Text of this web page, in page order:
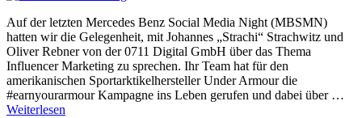
Auf der letzten Mercedes Benz Social Media Night (MBSMN)
hatten wir die Gelegenheit, mit Johannes „Strachi“ Strachwitz und
Oliver Rebner von der 0711 Digital GmbH über das Thema
Influencer Marketing zu sprechen. Ihr Team hat für den
amerikanischen Sportarktikelhersteller Under Armour die
#earnyourarmour Kampagne ins Leben gerufen und dabei über …
Weiterlesen